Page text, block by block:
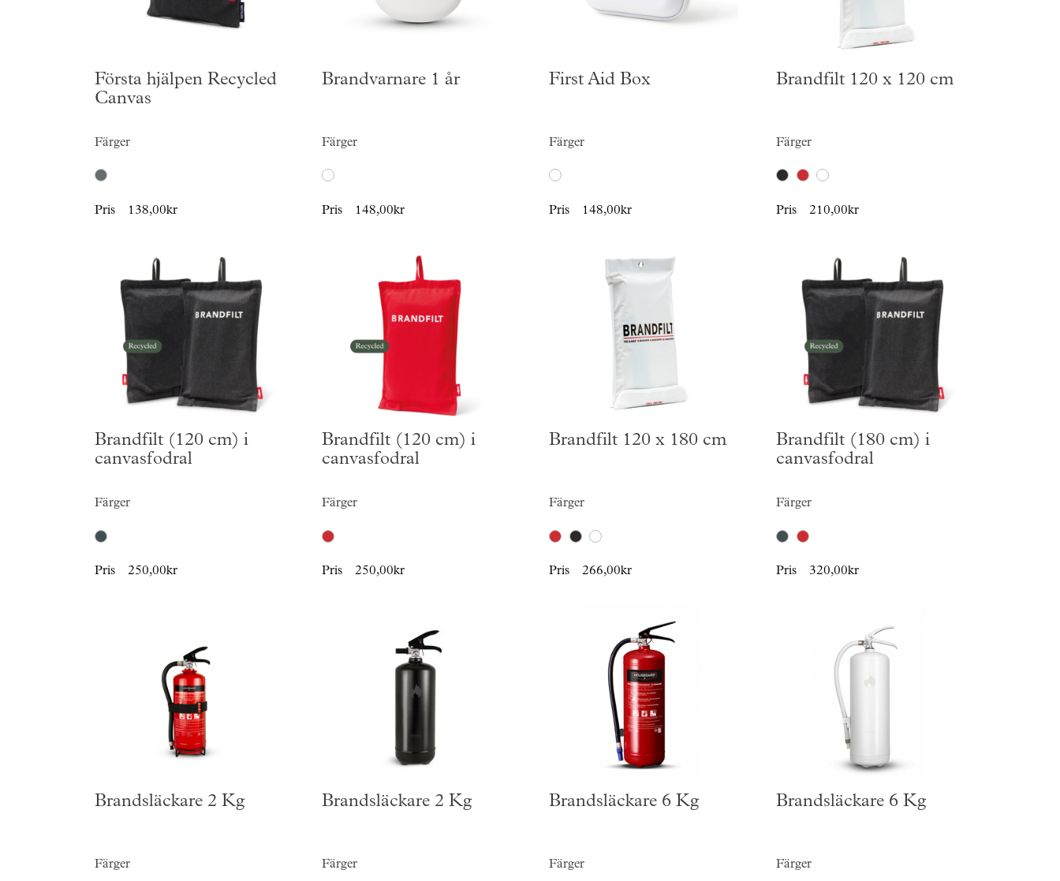
Första hjälpen Recycled
Canvas
Färger
Pris 138,00kr
Brandvarnare 1 år
Färger
Pris 148,00kr
First Aid Box
Färger
Pris 148,00kr
Brandfilt 120 x 120 cm
Färger
Pris 210,00kr
Brandfilt (120 cm) i
canvasfodral
Färger
Pris 250,00kr
Brandfilt (120 cm) i
canvasfodral
Färger
Pris 250,00kr
Brandfilt 120 x 180 cm
Färger
Pris 266,00kr
Brandfilt (180 cm) i
canvasfodral
Färger
Pris 320,00kr
Brandsläckare 2 Kg
Färger
Brandsläckare 2 Kg
Färger
Brandsläckare 6 Kg
Färger
Brandsläckare 6 Kg
Färger